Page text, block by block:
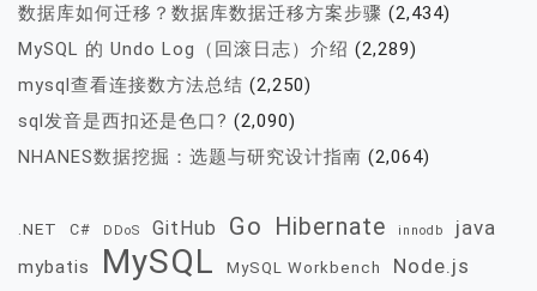
数据库如何迁移？数据库数据迁移方案步骤 (2,434)
MySQL 的 Undo Log（回滚日志）介绍 (2,289)
mysql查看连接数方法总结 (2,250)
sql发音是西扣还是色口? (2,090)
NHANES数据挖掘：选题与研究设计指南 (2,064)
.NET C# DDoS GitHub Go Hibernate innodb java
mybatis MySQL MySQL Workbench Node.js